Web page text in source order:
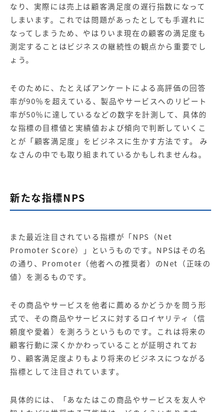
なり、実際には売上は顧客満足度の遅行指数になって
しまいます。これでは問題があったとしても手遅れに
なってしまうため、やはりいま現在の顧客の満足度も
測定することはビジネスの継続性の観点から重要でし
ょう。
そのために、たとえばアンケートによる高評価の回答
率が90％を超えている、製品やサービスへのリピート
率が50％に達しているなどの数字を計測して、具体的
な指標の目標値と実績値および傾向で判断していくこ
とが「顧客満足度」をビジネスに生かす方法です。 み
なさんの中でも取り組まれているかもしれませんね。
新たな指標NPS
また最近注目されている指標が「NPS（Net
Promoter Score）」というものです。NPSはその名
の通り、Promoter（他者への推奨者）のNet（正味の
値）を測るものです。
その商品やサービスを他者に薦めるかどうかを問う形
式で、その商品やサービスに対するロイヤリティ（信
頼度や愛着）を測ろうというものです。これは将来の
顧客行動に深くかかわっていることが証明されてお
り、顧客満足度よりもより将来のビジネスにつながる
指標として注目されています。
具体的には、「あなたはこの商品やサービスを友人や